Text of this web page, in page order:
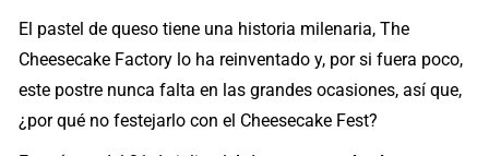
El pastel de queso tiene una historia milenaria, The
Cheesecake Factory lo ha reinventado y, por si fuera poco,
este postre nunca falta en las grandes ocasiones, así que,
¿por qué no festejarlo con el Cheesecake Fest?